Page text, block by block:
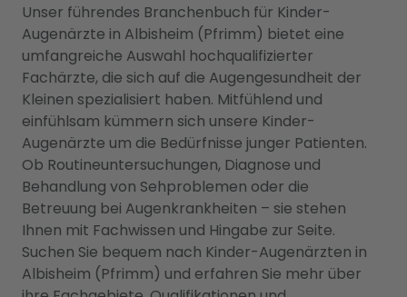
Unser führendes Branchenbuch für Kinder-
Augenärzte in Albisheim (Pfrimm) bietet eine
umfangreiche Auswahl hochqualifizierter
Fachärzte, die sich auf die Augengesundheit der
Kleinen spezialisiert haben. Mitfühlend und
einfühlsam kümmern sich unsere Kinder-
Augenärzte um die Bedürfnisse junger Patienten.
Ob Routineuntersuchungen, Diagnose und
Behandlung von Sehproblemen oder die
Betreuung bei Augenkrankheiten – sie stehen
Ihnen mit Fachwissen und Hingabe zur Seite.
Suchen Sie bequem nach Kinder-Augenärzten in
Albisheim (Pfrimm) und erfahren Sie mehr über